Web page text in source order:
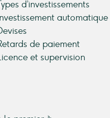
d’investissements
Investissement automatique
de paiement
et supervision